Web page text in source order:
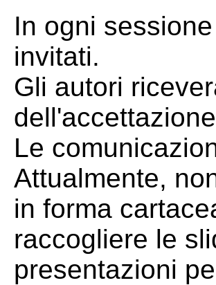
In ogni
invitati.
Gli autori
Le
Attualmente,
in forma
raccogliere le
presentazioni